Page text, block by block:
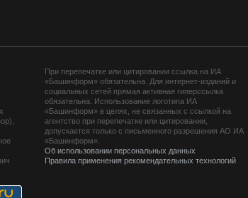
При перепечатке или цитировании ссылка на ИА
«Башинформ» обязательна. Для интернет-изданий и
социальных сетей прямая активная гиперссылка
обязательна. Использование логотипа ИА
«Башинформ» в целях, не связанных с ссылкой на
агентство при перепечатке или цитировании,
допускается только с письменного разрешения АО ИА
«Башинформ».
Об использовании персональных данных
Правила применения рекомендательных технологий